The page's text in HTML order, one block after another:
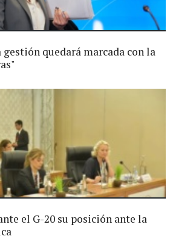
gestión quedará marcada con la
el G-20 su posición ante la